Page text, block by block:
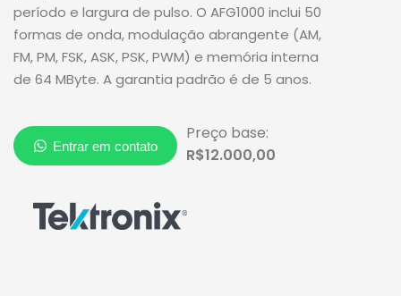
período e largura de pulso. O AFG1000 inclui 50
formas de onda, modulação abrangente (AM,
FM, PM, FSK, ASK, PSK, PWM) e memória interna
de 64 MByte. A garantia padrão é de 5 anos.
Preço base:
R$12.000,00